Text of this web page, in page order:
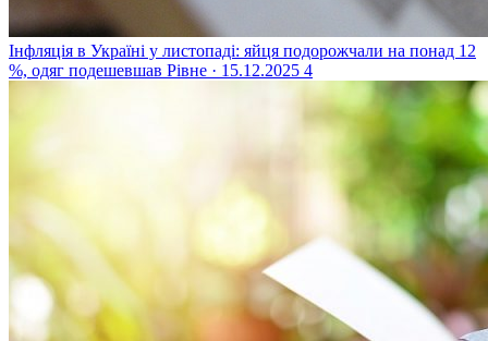
Інфляція в Україні у листопаді: яйця подорожчали на понад 12
%, одяг подешевшав Рівне · 15.12.2025 4